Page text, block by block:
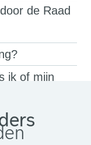
de Raad
ik of mijn